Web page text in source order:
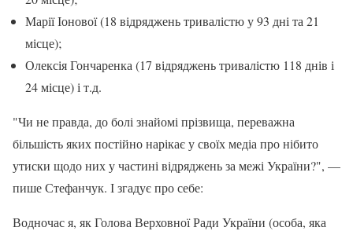
Марії Іонової (18 відряджень тривалістю у 93 дні та 21
місце);
Олексія Гончаренка (17 відряджень тривалістю 118 днів і
24 місце) і т.д.
"Чи не правда, до болі знайомі прізвища, переважна
більшість яких постійно нарікає у своїх медіа про нібито
утиски щодо них у частині відряджень за межі України?", —
пише Стефанчук. І згадує про себе:
Водночас я, як Голова Верховної Ради України (особа, яка